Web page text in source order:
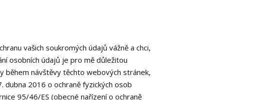
vašich soukromých údajů vážně a chci,
osobních údajů je pro mě důležitou
během návštěvy těchto webových stránek,
dubna 2016 o ochraně fyzických osob
95/46/ES (obecné nařízení o ochraně